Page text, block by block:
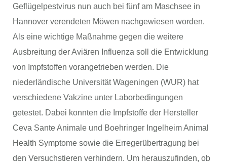
Geflügelpestvirus nun auch bei fünf am Maschsee in
Hannover verendeten Möwen nachgewiesen worden.
Als eine wichtige Maßnahme gegen die weitere
Ausbreitung der Aviären Influenza soll die Entwicklung
von Impfstoffen vorangetrieben werden. Die
niederländische Universität Wageningen (WUR) hat
verschiedene Vakzine unter Laborbedingungen
getestet. Dabei konnten die Impfstoffe der Hersteller
Ceva Sante Animale und Boehringer Ingelheim Animal
Health Symptome sowie die Erregerübertragung bei
den Versuchstieren verhindern. Um herauszufinden, ob